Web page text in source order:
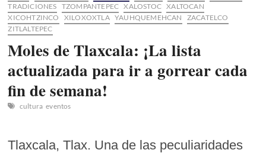
TRADICIONES TZOMPANTEPEC XALOSTOC XALTOCAN
XICOHTZINCO
XILOXOXTLA YAUHQUEMEHCAN
ZACATELCO
ZITLALTEPEC
Moles de Tlaxcala: ¡La lista
actualizada para ir a gorrear cada
fin de semana!
cultura eventos
Tlaxcala, Tlax. Una de las peculiaridades